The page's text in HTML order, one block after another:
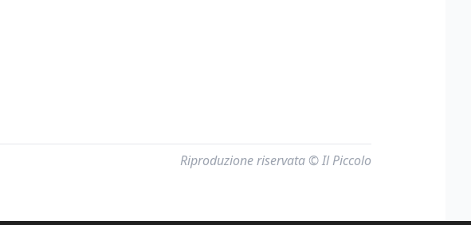
Riproduzione riservata © Il Piccolo